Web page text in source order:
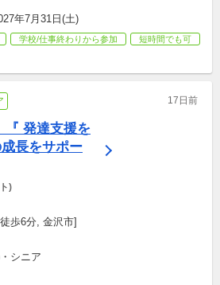
年7月31日(土)
学校/仕事終わりから参加
短時間でも可
17日前
『 発達支援を
長をサポー
)
歩6分, 金沢市]
シニア